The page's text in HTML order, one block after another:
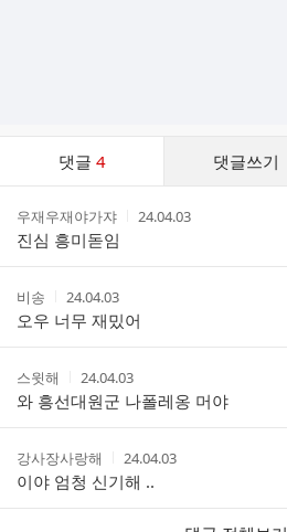
댓글 4 댓글쓰기
스
작
성
자
우재우재야가쟈
작
간
24.04.03
진심 흥미돋임
작
성
자
비송
작
성
시
간
24.04.03
오우 너무 재밌어
작
성
자
스윗해
작
성
시
간
24.04.03
와 흥선대원군 나폴레옹 머야
작
성
자
강사장사랑해
작
성
시
간
24.04.03
이야 엄청 신기해 ..